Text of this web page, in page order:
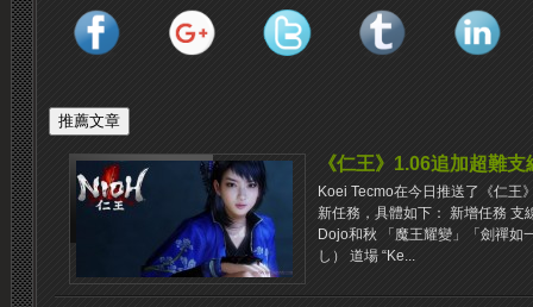
《仁王》1.06追加超難支
Koei Tecmo在今日推送了​​《仁王
新任務，具體如下： 新增任務
Dojo和秋 「魔王耀變」「劍禪
し） 道場 “Ke...